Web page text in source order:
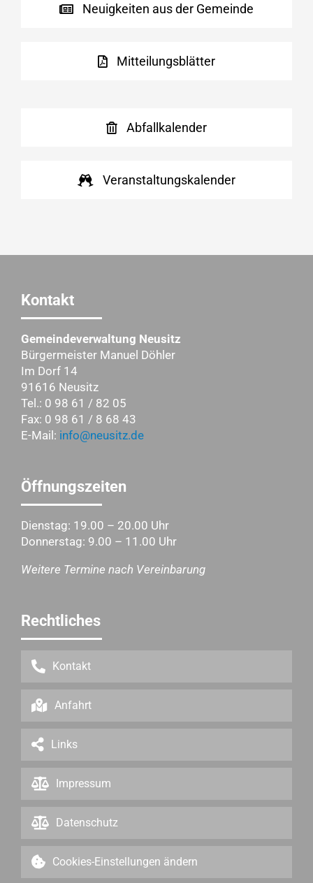
Neuigkeiten aus der Gemeinde
Mitteilungsblätter
Abfallkalender
Veranstaltungskalender
Kontakt
Gemeindeverwaltung Neusitz
Bürgermeister Manuel Döhler
Im Dorf 14
91616 Neusitz
Tel.: 0 98 61 / 82 05
Fax: 0 98 61 / 8 68 43
E-Mail: info@neusitz.de
Öffnungszeiten
Dienstag: 19.00 – 20.00 Uhr
Donnerstag: 9.00 – 11.00 Uhr
Weitere Termine nach Vereinbarung
Rechtliches
Kontakt
Anfahrt
Links
Impressum
Datenschutz
Cookies-Einstellungen ändern